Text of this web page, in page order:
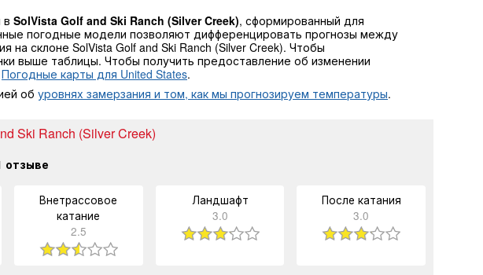
в SolVista Golf and Ski Ranch (Silver Creek), сформированный для
погодные модели позволяют дифференцировать прогнозы между
склоне SolVista Golf and Ski Ranch (Silver Creek). Чтобы
выше таблицы. Чтобы получить предоставление об изменении
Погодные карты для United States.
об уровнях замерзания и том, как мы прогнозируем температуры.
Ski Ranch (Silver Creek)
отзыве
Внетрассовое
катание
2.5
Ландшафт
3.0
После катания
3.0